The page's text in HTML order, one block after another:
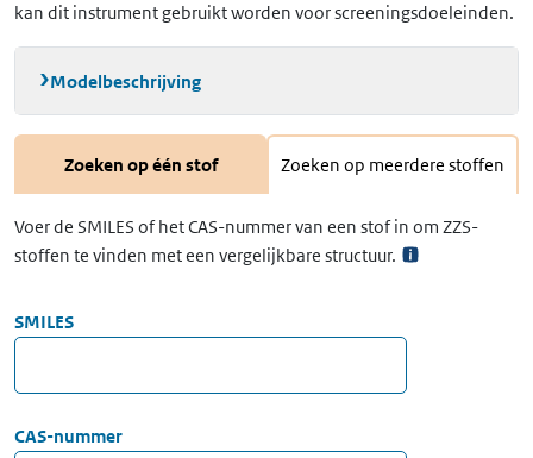
kan dit instrument gebruikt worden voor screeningsdoeleinden.
Modelbeschrijving
Zoeken op één stof Zoeken op meerdere stoffen
Voer de SMILES of het CAS-nummer van een stof in om ZZS-
stoffen te vinden met een vergelijkbare structuur.
SMILES
CAS-nummer